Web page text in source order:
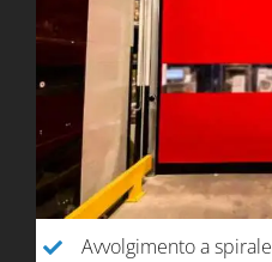
Avvolgimento a spirale